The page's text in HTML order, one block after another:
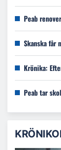
Peab
Skanska får
Krönika:
Peab tar